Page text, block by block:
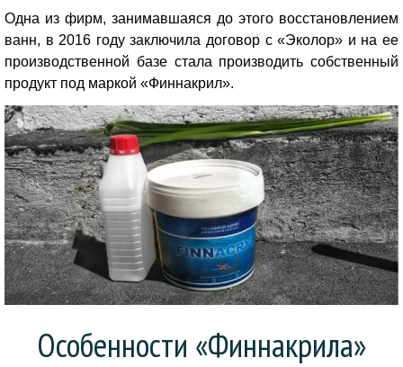
Одна из фирм, занимавшаяся до этого восстановлением
ванн, в 2016 году заключила договор с «Эколор» и на ее
производственной базе стала производить собственный
продукт под маркой «Финнакрил».
Особенности «Финнакрила»